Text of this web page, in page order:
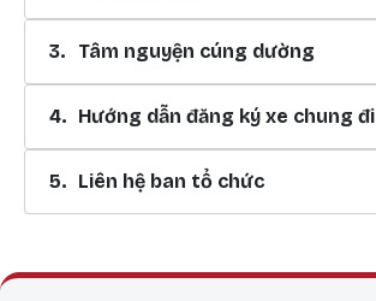
3. Tâm nguyện cúng dường
4. Hướng dẫn đăng ký xe chung đi
5. Liên hệ ban tổ chức